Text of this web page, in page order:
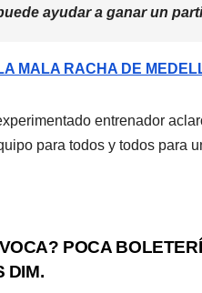
ayudar a ganar un
MALA RACHA DE
entrenador
para todos y todos para
POCA
DIM.